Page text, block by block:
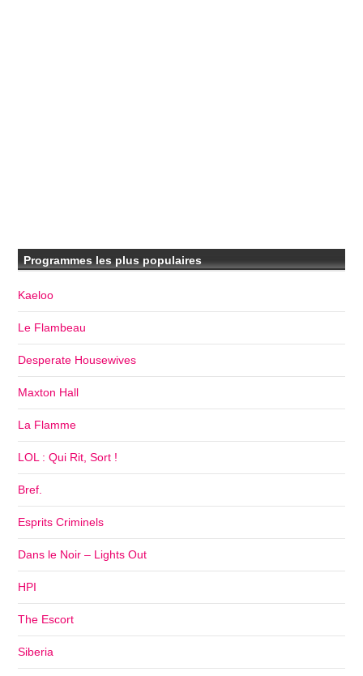
Programmes les plus populaires
Kaeloo
Le Flambeau
Desperate Housewives
Maxton Hall
La Flamme
LOL : Qui Rit, Sort !
Bref.
Esprits Criminels
Dans le Noir – Lights Out
HPI
The Escort
Siberia